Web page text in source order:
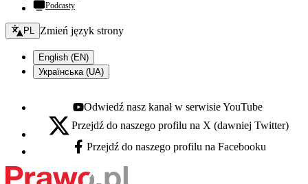
Podcasty
Zmień język - bieżący:
PL Zmień język strony
English (EN)
Українська (UA)
Youtube - otwiera się w nowej karcie
Odwiedź nasz kanał w serwisie YouTube
X - otwiera się w nowej karcie
Przejdź do naszego profilu na X (dawniej Twitter)
Facebook - otwiera się w nowej karcie
Przejdź do naszego profilu na Facebooku